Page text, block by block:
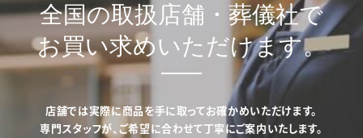
全国の取扱店舗・葬儀社で
お買い求めいただけます。
店舗では実際に商品を手に取ってお確かめいただけます。
専門スタッフが、ご希望に合わせて丁寧にご案内いたします。